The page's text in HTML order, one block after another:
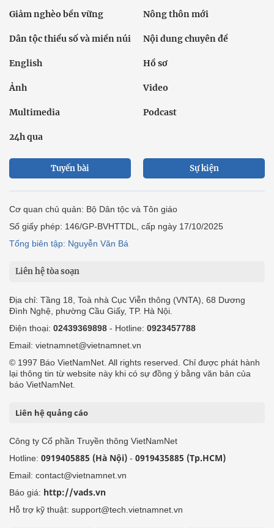
Giảm nghèo bền vững Nông thôn mới
Dân tộc thiểu số và miền núi Nội dung chuyên đề
English Hồ sơ
Ảnh Video
Multimedia Podcast
24h qua
Tuyến bài Sự kiện
Cơ quan chủ quản: Bộ Dân tộc và Tôn giáo
Số giấy phép: 146/GP-BVHTTDL, cấp ngày 17/10/2025
Tổng biên tập: Nguyễn Văn Bá
Liên hệ tòa soạn
Địa chỉ: Tầng 18, Toà nhà Cục Viễn thông (VNTA), 68 Dương
Đình Nghệ, phường Cầu Giấy, TP. Hà Nội.
Điện thoại: 02439369898 - Hotline: 0923457788
Email: vietnamnet@vietnamnet.vn
© 1997 Báo VietNamNet. All rights reserved. Chỉ được phát hành
lại thông tin từ website này khi có sự đồng ý bằng văn bản của
báo VietNamNet.
Liên hệ quảng cáo
Công ty Cổ phần Truyền thông VietNamNet
Hotline: 0919405885 (Hà Nội) - 0919435885 (Tp.HCM)
Email: contact@vietnamnet.vn
Báo giá: http://vads.vn
Hỗ trợ kỹ thuật: support@tech.vietnamnet.vn